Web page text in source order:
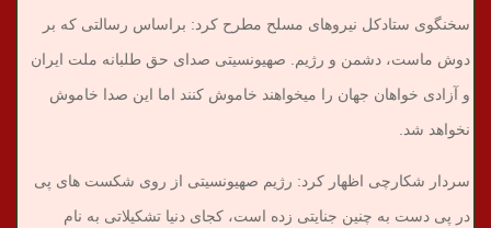
سخنگوی ستادکل نیروهای مسلح مطرح کرد: براساس رسالتی که بر
دوش ماست، دشمن و رژیم. صهیونسیتی صدای حق طلبانه ملت ایران
و آزادی خواهان جهان را میخواهند خاموش کنند اما این صدا خاموش
نخواهد شد.
سردار شکارچی اظهار کرد: رژیم صهیونسیتی از روی شکست های پی
در پی دست به چنین جنایتی زده است، کجای دنیا تشکیلاتی به نام